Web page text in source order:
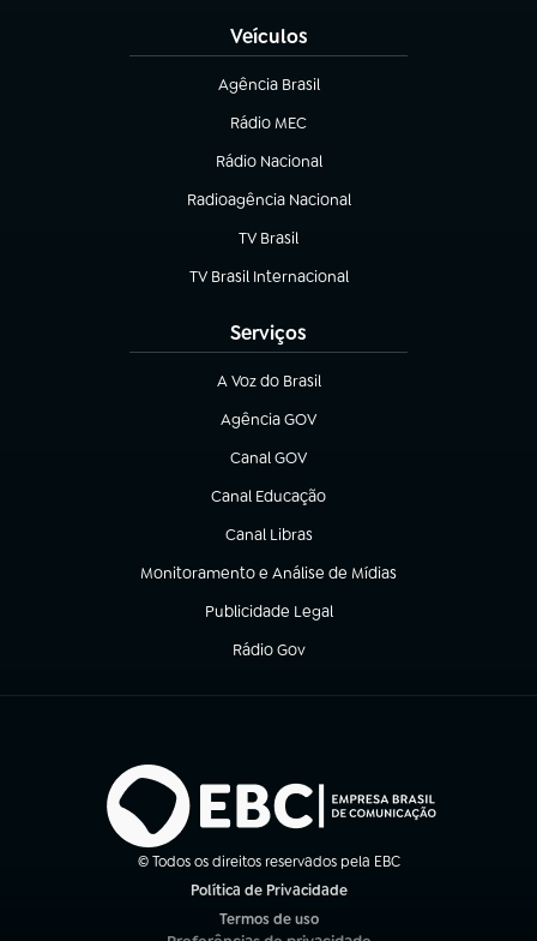
Veículos
Agência Brasil
(abre em nova aba)
Rádio MEC
(abre em nova aba)
Rádio Nacional
Radioagência Nacional
(abre em nova aba)
TV Brasil
(abre em nova aba)
TV Brasil Internacional
(abre em nova aba)
Serviços
A Voz do Brasil
(abre em nova aba)
Agência GOV
(abre em nova aba)
Canal GOV
(abre em nova aba)
Canal Educação
(abre em nova aba)
Canal Libras
(abre em nova aba)
Monitoramento e Análise de Mídias
(abre em nova aba)
Publicidade Legal
(abre em nova aba)
Rádio Gov
(abre em nova aba)
© Todos os direitos reservados pela EBC
Política de Privacidade
Termos de uso
(abre em nova aba)